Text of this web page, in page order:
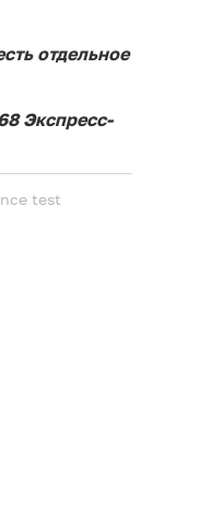
отдельное
Экспресс-
test